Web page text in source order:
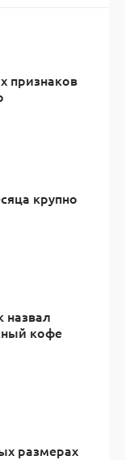
признаков
крупно
назвал
кофе
размерах